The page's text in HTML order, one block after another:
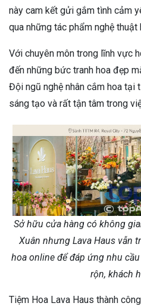
này cam kết gửi gắm tình cảm
qua những tác phẩm nghệ thuật
Với chuyên môn trong lĩnh vực
đến những bức tranh hoa đẹp
Đội ngũ nghệ nhân cắm hoa tại
sáng tạo và rất tận tâm trong
Sở hữu cửa hàng có không
Xuân nhưng Lava Haus vẫn
hoa online để đáp ứng nhu
rộn, khách
Tiệm Hoa Lava Haus thành